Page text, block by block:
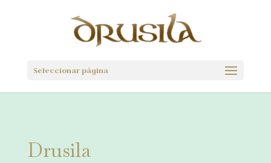
Seleccionar página
Drusila